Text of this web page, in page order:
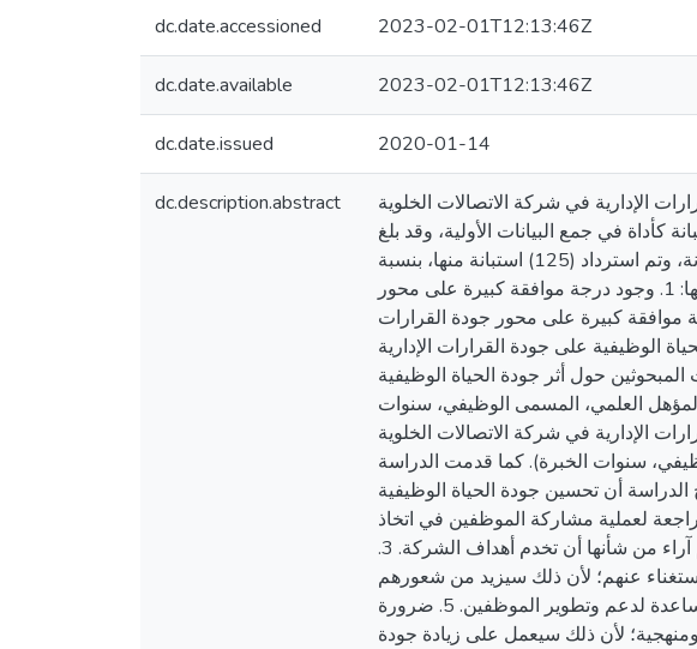
dc.date.accessioned 2023-02-01T12:13:46Z
dc.date.available 2023-02-01T12:13:46Z
dc.date.issued 2020-01-14
dc.description.abstract
الإدارية في شركة الاتصالات الخلوية
كأداة في جمع البيانات الأولية، وقد بلغ
حجم مجتمع الدراسة (168) موظف، وتم اتباع أسلوب الحصر الشامل في عملية توزيع الاستبانة، وتم استرداد (125) استبانة منها، بنسبة
استرداد بلغت 74.4% من مجتمع الدراسة الأصلي. وقد أظهرت الدراسة عددا من النتائج أهمها: 1. وجود درجة موافقة كبيرة على محور
الاتصالات الخلوية "جوال" بوزن نسبي 67.8%. 2. وجود درجة موافقة كبيرة على محور جودة القرارات
79.2%. 3. وجود أثر إيجابي لجودة الحياة الوظيفية على جودة القرارات الإدارية
اجابات المبحوثين حول أثر جودة الحياة الوظيفية
العلمي، المسمى الوظيفي، سنوات
الإدارية في شركة الاتصالات الخلوية
سنوات الخبرة). كما قدمت الدراسة
نتائج الدراسة أن تحسين جودة الحياة الوظيفية
الاعتماد على التغذية الراجعة لعملية مشاركة الموظفين في اتخاذ
القرارات؛ لأن ذلك يعزز الأداء الإيجابي لدى الموظفين داخل الشركة ويزيد اهتمامهم بقديم آراء من شأنها أن تخدم أهداف الشركة. 3.
عنهم؛ لأن ذلك سيزيد من شعورهم
بالأمان والاستقرار الوظيفي. 4. ضرورة الاهتمام بتقديم التسهيلات والبرامج التدريبية المساعدة لدعم وتطوير الموظفين. 5. ضرورة
ومنهجية؛ لأن ذلك سيعمل على زيادة جودة